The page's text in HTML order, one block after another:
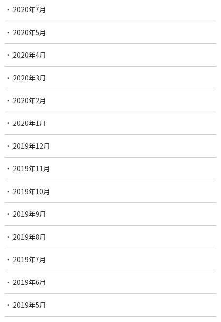
2020年7月
2020年5月
2020年4月
2020年3月
2020年2月
2020年1月
2019年12月
2019年11月
2019年10月
2019年9月
2019年8月
2019年7月
2019年6月
2019年5月